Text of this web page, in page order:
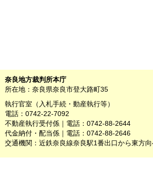
奈良地方裁判所本庁
所在地：奈良県奈良市登大路町35
執行官室（入札手続・動産執行等）
電話：0742-22-7092
不動産執行受付係｜電話：0742-88-2644
代金納付・配当係｜電話：0742-88-2646
交通機関：近鉄奈良線奈良駅1番出口から東方